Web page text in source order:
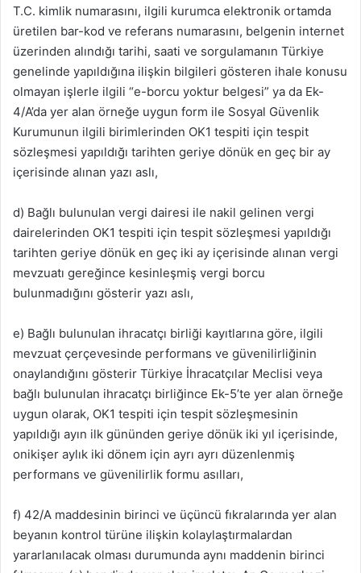
T.C. kimlik numarasını, ilgili kurumca elektronik ortamda
üretilen bar-kod ve referans numarasını, belgenin internet
üzerinden alındığı tarihi, saati ve sorgulamanın Türkiye
genelinde yapıldığına ilişkin bilgileri gösteren ihale konusu
olmayan işlerle ilgili “e-borcu yoktur belgesi” ya da Ek-
4/A’da yer alan örneğe uygun form ile Sosyal Güvenlik
Kurumunun ilgili birimlerinden OK1 tespiti için tespit
sözleşmesi yapıldığı tarihten geriye dönük en geç bir ay
içerisinde alınan yazı aslı,
d) Bağlı bulunulan vergi dairesi ile nakil gelinen vergi
dairelerinden OK1 tespiti için tespit sözleşmesi yapıldığı
tarihten geriye dönük en geç iki ay içerisinde alınan vergi
mevzuatı gereğince kesinleşmiş vergi borcu
bulunmadığını gösterir yazı aslı,
e) Bağlı bulunulan ihracatçı birliği kayıtlarına göre, ilgili
mevzuat çerçevesinde performans ve güvenilirliğinin
onaylandığını gösterir Türkiye İhracatçılar Meclisi veya
bağlı bulunulan ihracatçı birliğince Ek-5’te yer alan örneğe
uygun olarak, OK1 tespiti için tespit sözleşmesinin
yapıldığı ayın ilk gününden geriye dönük iki yıl içerisinde,
onikişer aylık iki dönem için ayrı ayrı düzenlenmiş
performans ve güvenilirlik formu asılları,
f) 42/A maddesinin birinci ve üçüncü fıkralarında yer alan
beyanın kontrol türüne ilişkin kolaylaştırmalardan
yararlanılacak olması durumunda aynı maddenin birinci